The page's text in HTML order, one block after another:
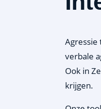
Agressie
verbale
Ook in
krijgen.